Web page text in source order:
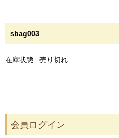
sbag003
在庫状態 : 売り切れ
会員ログイン